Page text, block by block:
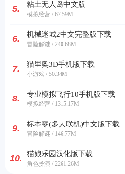
5. 粘土无人岛中文版
模拟经营 / 67.59M
6. 机械迷城2中文完整版下载
冒险解谜 / 240.68M
7. 猫里奥3D手机版下载
小游戏 / 50.34M
8. 专业模拟飞行10手机版下载
模拟经营 / 1315.17M
9. 标本零(多人联机)中文版下载
冒险解谜 / 146.77M
10. 猫娘乐园汉化版下载
角色扮演 / 2261.26M